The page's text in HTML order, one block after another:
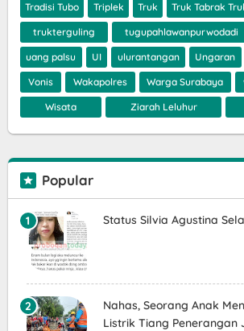
Tradisi Tubo Triplek Truk Truk Tabrak
trukterguling tugupahlawanpurwodadi
uang palsu UI ulurantangan Ungaran
Vonis Wakapolres Warga Surabaya
Wisata Ziarah Leluhur
Popular
Status Silvia Agustina
Nahas, Seorang Anak
Listrik Tiang Penerangan